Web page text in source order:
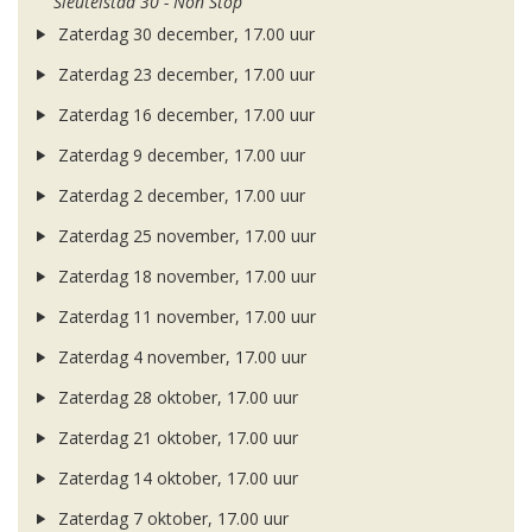
Zaterdag 30 december, 17.00 uur
Zaterdag 23 december, 17.00 uur
Zaterdag 16 december, 17.00 uur
Zaterdag 9 december, 17.00 uur
Zaterdag 2 december, 17.00 uur
Zaterdag 25 november, 17.00 uur
Zaterdag 18 november, 17.00 uur
Zaterdag 11 november, 17.00 uur
Zaterdag 4 november, 17.00 uur
Zaterdag 28 oktober, 17.00 uur
Zaterdag 21 oktober, 17.00 uur
Zaterdag 14 oktober, 17.00 uur
Zaterdag 7 oktober, 17.00 uur